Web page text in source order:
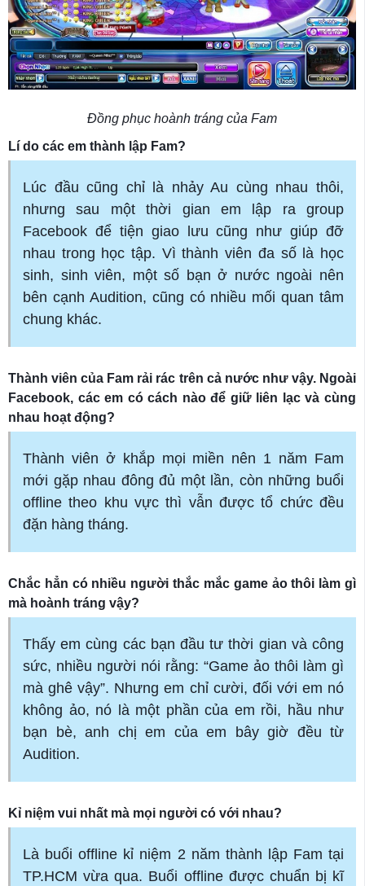
Đồng phục hoành tráng của Fam
Lí do các em thành lập Fam?
Lúc đầu cũng chỉ là nhảy Au cùng nhau thôi,
nhưng sau một thời gian em lập ra group
Facebook để tiện giao lưu cũng như giúp đỡ
nhau trong học tập. Vì thành viên đa số là học
sinh, sinh viên, một số bạn ở nước ngoài nên
bên cạnh Audition, cũng có nhiều mối quan tâm
chung khác.
Thành viên của Fam rải rác trên cả nước như vậy. Ngoài
Facebook, các em có cách nào để giữ liên lạc và cùng
nhau hoạt động?
Thành viên ở khắp mọi miền nên 1 năm Fam
mới gặp nhau đông đủ một lần, còn những buổi
offline theo khu vực thì vẫn được tổ chức đều
đặn hàng tháng.
Chắc hẳn có nhiều người thắc mắc game ảo thôi làm gì
mà hoành tráng vậy?
Thấy em cùng các bạn đầu tư thời gian và công
sức, nhiều người nói rằng: “Game ảo thôi làm gì
mà ghê vậy”. Nhưng em chỉ cười, đối với em nó
không ảo, nó là một phần của em rồi, hầu như
bạn bè, anh chị em của em bây giờ đều từ
Audition.
Kỉ niệm vui nhất mà mọi người có với nhau?
Là buổi offline kỉ niệm 2 năm thành lập Fam tại
TP.HCM vừa qua. Buổi offline được chuẩn bị kĩ